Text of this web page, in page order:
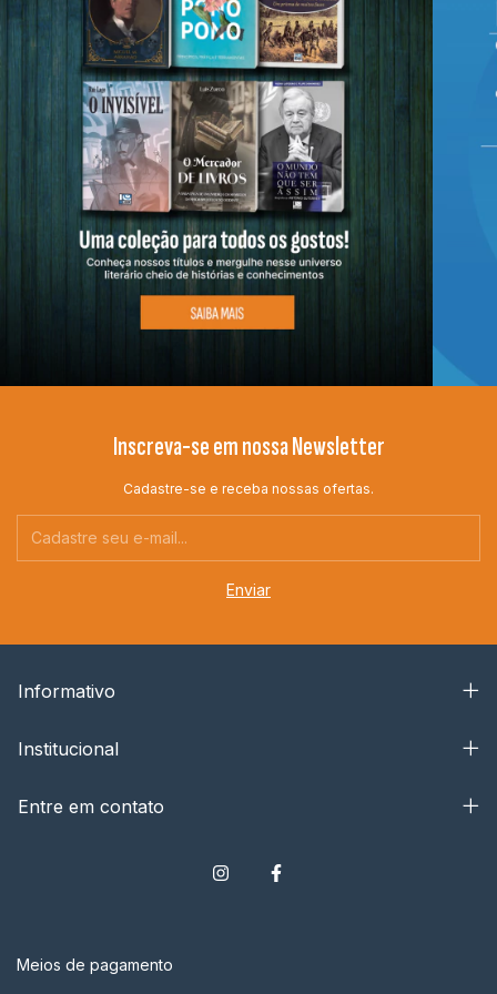
Inscreva-se em nossa Newsletter
Cadastre-se e receba nossas ofertas.
Informativo
Institucional
Entre em contato
Meios de pagamento